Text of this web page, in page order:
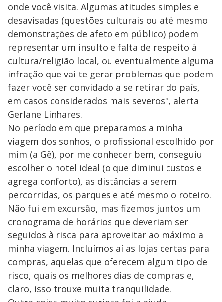
onde você visita. Algumas atitudes simples e
desavisadas (questões culturais ou até mesmo
demonstrações de afeto em público) podem
representar um insulto e falta de respeito à
cultura/religião local, ou eventualmente alguma
infração que vai te gerar problemas que podem
fazer você ser convidado a se retirar do país,
em casos considerados mais severos", alerta
Gerlane Linhares.
No período em que preparamos a minha
viagem dos sonhos, o profissional escolhido por
mim (a Gê), por me conhecer bem, conseguiu
escolher o hotel ideal (o que diminui custos e
agrega conforto), as distâncias a serem
percorridas, os parques e até mesmo o roteiro.
Não fui em excursão, mas fizemos juntos um
cronograma de horários que deveriam ser
seguidos à risca para aproveitar ao máximo a
minha viagem. Incluímos aí as lojas certas para
compras, aquelas que oferecem algum tipo de
risco, quais os melhores dias de compras e,
claro, isso trouxe muita tranquilidade.